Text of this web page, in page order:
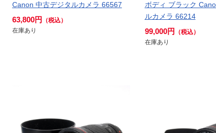
Canon 中古デジタルカメラ 66567
63,800円
（税込）
在庫あり
ボディ ブラック
ルカメラ 66214
99,000円
（税込）
在庫あり